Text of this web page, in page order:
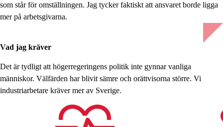
som står för omställningen. Jag tycker faktiskt att ansvaret borde ligga
mer på arbetsgivarna.
Vad jag kräver
Det är tydligt att högerregeringens politik inte gynnar vanliga
människor. Välfärden har blivit sämre och orättvisorna större. Vi
industriarbetare kräver mer av Sverige.